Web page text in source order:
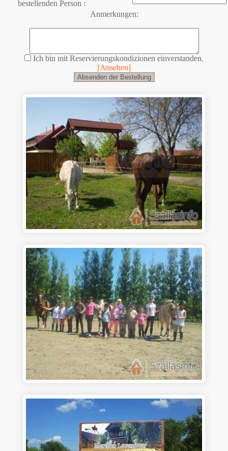
bestellenden Person :
Anmerkungen:
Ich bin mit Reservierungskondizionen einverstanden.
[Ansehen]